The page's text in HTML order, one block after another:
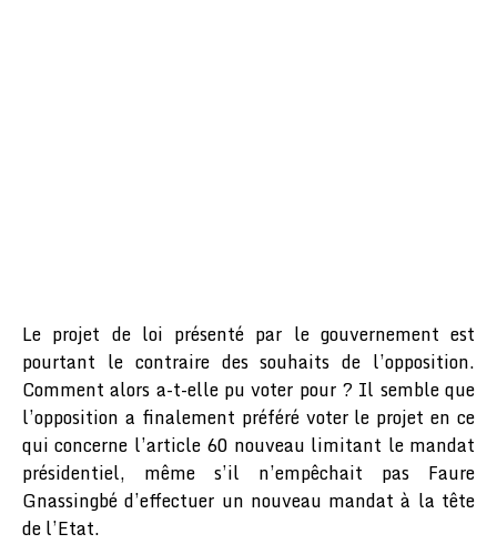
Le projet de loi présenté par le gouvernement est
pourtant le contraire des souhaits de l’opposition.
Comment alors a-t-elle pu voter pour ? Il semble que
l’opposition a finalement préféré voter le projet en ce
qui concerne l’article 60 nouveau limitant le mandat
présidentiel, même s’il n’empêchait pas Faure
Gnassingbé d’effectuer un nouveau mandat à la tête
de l’Etat.